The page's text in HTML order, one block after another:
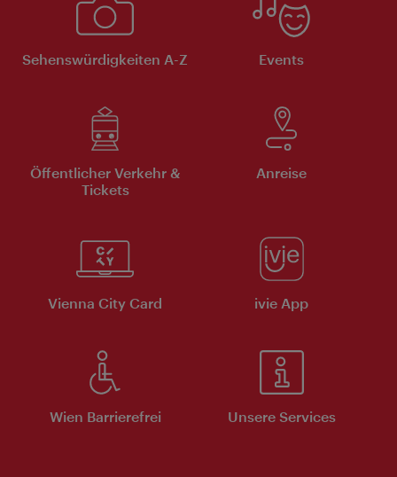
Sehenswürdigkeiten A-Z Events
Öffentlicher Verkehr &
Tickets
Anreise
Vienna City Card ivie App
Wien Barrierefrei Unsere Services